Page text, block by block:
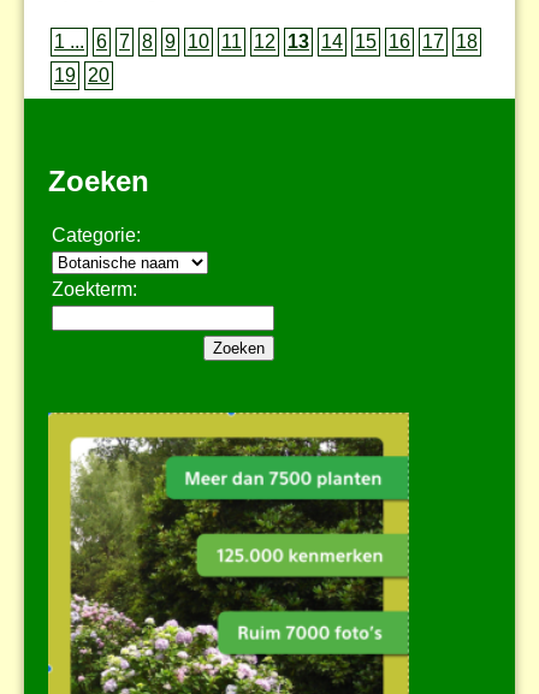
1 ... 6 7 8 9 10 11 12 13 14 15 16 17
18
19
20
Zoeken
Categorie:
Zoekterm: